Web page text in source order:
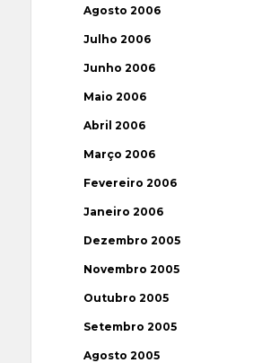
Agosto 2006
Julho 2006
Junho 2006
Maio 2006
Abril 2006
Março 2006
Fevereiro 2006
Janeiro 2006
Dezembro 2005
Novembro 2005
Outubro 2005
Setembro 2005
Agosto 2005